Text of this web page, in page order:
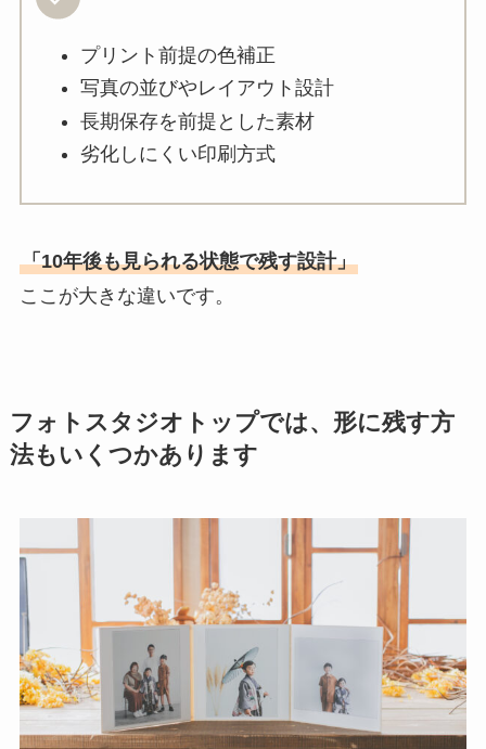
プリント前提の色補正
写真の並びやレイアウト設計
長期保存を前提とした素材
劣化しにくい印刷方式
「10年後も見られる状態で残す設計」
ここが大きな違いです。
フォトスタジオトップでは、形に残す方
法もいくつかあります